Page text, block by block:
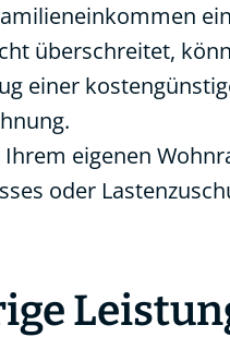
überschreitet,
einer
Ihrem eigenen
oder